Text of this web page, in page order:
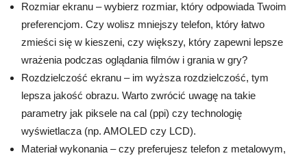
Rozmiar ekranu – wybierz rozmiar, który odpowiada Twoim
preferencjom. Czy wolisz mniejszy telefon, który łatwo
zmieści się w kieszeni, czy większy, który zapewni lepsze
wrażenia podczas oglądania filmów i grania w gry?
Rozdzielczość ekranu – im wyższa rozdzielczość, tym
lepsza jakość obrazu. Warto zwrócić uwagę na takie
parametry jak piksele na cal (ppi) czy technologię
wyświetlacza (np. AMOLED czy LCD).
Materiał wykonania – czy preferujesz telefon z metalowym,